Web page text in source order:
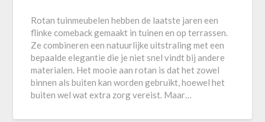
Rotan tuinmeubelen hebben de laatste jaren een
flinke comeback gemaakt in tuinen en op terrassen.
Ze combineren een natuurlijke uitstraling met een
bepaalde elegantie die je niet snel vindt bij andere
materialen. Het mooie aan rotan is dat het zowel
binnen als buiten kan worden gebruikt, hoewel het
buiten wel wat extra zorg vereist. Maar…